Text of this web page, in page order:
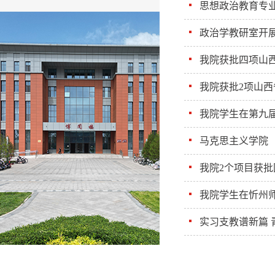
思想政治教育专
政治学教研室开
我院获批四项山
我院获批2项山
我院学生在第九
马克思主义学院
我院2个项目获
我院学生在忻州
实习支教谱新篇